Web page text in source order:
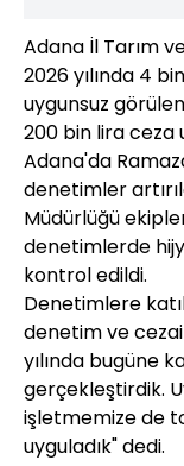
Adana İl Tarım
2026 yılında 4
uygunsuz
200 bin lira ceza
Adana'da
denetimler
Müdürlüğü
denetimlerde
kontrol edildi.
Denetimlere
denetim ve
yılında bugüne
gerçekleştirdik.
işletmemize de
uyguladık" dedi.